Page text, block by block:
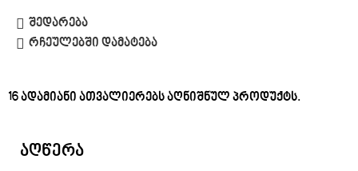
შედარება
რჩეულებში დამატება
16ადამიანი ათვალიერებს აღნიშნულ პროდუქტს.
აღწერა